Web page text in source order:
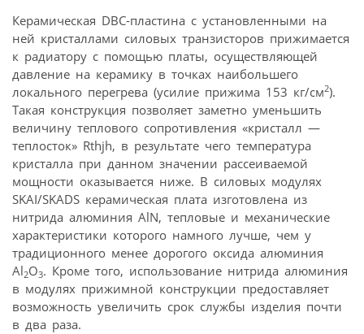
Керамическая DВC-пластина с установленными на
ней кристаллами силовых транзисторов прижимается
к радиатору с помощью платы, осуществляющей
давление на керамику в точках наибольшего
локального перегрева (усилие прижима 153 кг/см2).
Такая конструкция позволяет заметно уменьшить
величину теплового сопротивления «кристалл —
теплосток» Rthjh, в результате чего температура
кристалла при данном значении рассеиваемой
мощности оказывается ниже. В силовых модулях
SKAI/SKADS керамическая плата изготовлена из
нитрида алюминия AlN, тепловые и механические
характеристики которого намного лучше, чем у
традиционного менее дорогого оксида алюминия
Al2O3. Кроме того, использование нитрида алюминия
в модулях прижимной конструкции предоставляет
возможность увеличить срок службы изделия почти
в два раза.